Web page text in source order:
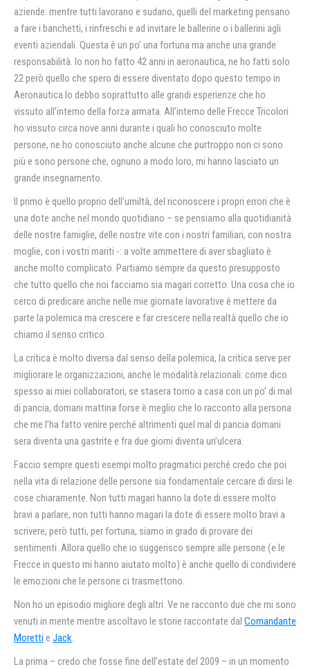
aziende: mentre tutti lavorano e sudano, quelli del marketing pensano
a fare i banchetti, i rinfreschi e ad invitare le ballerine o i ballerini agli
eventi aziendali. Questa è un po’ una fortuna ma anche una grande
responsabilità. Io non ho fatto 42 anni in aeronautica, ne ho fatti solo
22 però quello che spero di essere diventato dopo questo tempo in
Aeronautica lo debbo soprattutto alle grandi esperienze che ho
vissuto all’interno della forza armata. All’interno delle Frecce Tricolori
ho vissuto circa nove anni durante i quali ho conosciuto molte
persone, ne ho conosciuto anche alcune che purtroppo non ci sono
più e sono persone che, ognuno a modo loro, mi hanno lasciato un
grande insegnamento.
Il primo è quello proprio dell’umiltà, del riconoscere i propri errori che è
una dote anche nel mondo quotidiano – se pensiamo alla quotidianità
delle nostre famiglie, delle nostre vite con i nostri familiari, con nostra
moglie, con i vostri mariti -: a volte ammettere di aver sbagliato è
anche molto complicato. Partiamo sempre da questo presupposto
che tutto quello che noi facciamo sia magari corretto. Una cosa che io
cerco di predicare anche nelle mie giornate lavorative è mettere da
parte la polemica ma crescere e far crescere nella realtà quello che io
chiamo il senso critico.
La critica è molto diversa dal senso della polemica, la critica serve per
migliorare le organizzazioni, anche le modalità relazionali: come dico
spesso ai miei collaboratori, se stasera torno a casa con un po’ di mal
di pancia, domani mattina forse è meglio che lo racconto alla persona
che me l’ha fatto venire perché altrimenti quel mal di pancia domani
sera diventa una gastrite e fra due giorni diventa un’ulcera.
Faccio sempre questi esempi molto pragmatici perché credo che poi
nella vita di relazione delle persone sia fondamentale cercare di dirsi le
cose chiaramente. Non tutti magari hanno la dote di essere molto
bravi a parlare, non tutti hanno magari la dote di essere molto bravi a
scrivere, però tutti, per fortuna, siamo in grado di provare dei
sentimenti. Allora quello che io suggerisco sempre alle persone (e le
Frecce in questo mi hanno aiutato molto) è anche quello di condividere
le emozioni che le persone ci trasmettono.
Non ho un episodio migliore degli altri. Ve ne racconto due che mi sono
venuti in mente mentre ascoltavo le storie raccontate dal Comandante
Moretti e Jack.
La prima – credo che fosse fine dell’estate del 2009 – in un momento